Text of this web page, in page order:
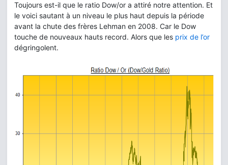
Toujours est-il que le ratio Dow/or a attiré notre attention. Et
le voici sautant à un niveau le plus haut depuis la période
avant la chute des frères Lehman en 2008. Car le Dow
touche de nouveaux hauts record. Alors que les prix de l’or
dégringolent.